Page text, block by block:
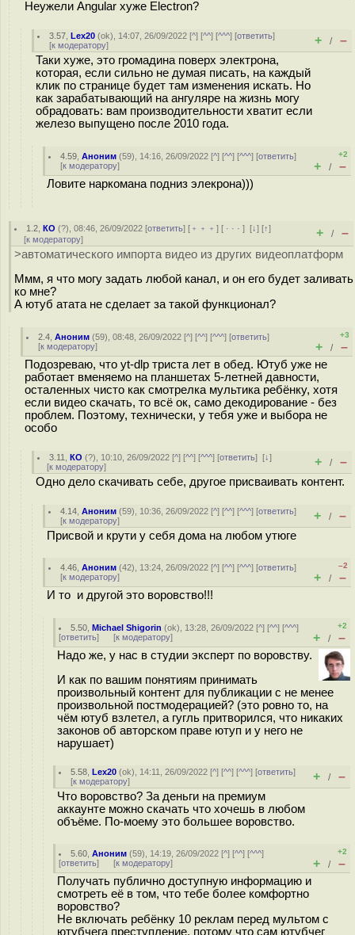
Неужели Angular хуже Electron?
3.57 ,Lex20 (ok), 14:07, 26/09/2022 [^] [^^] [^^^] [ответить]
[к модератору] + / –
Таки хуже, это громадина поверх электрона,
которая, если сильно не думая писать, на каждый
клик по странице будет там изменения искать. Но
как зарабатывающий на ангуляре на жизнь могу
обрадовать: вам производительности хватит если
железо выпущено после 2010 года.
4.59 ,Аноним (59), 14:16, 26/09/2022 [^] [^^] [^^^] [ответить]
[к модератору]
+2
+ / –
Ловите наркомана подниз элекрона)))
1.2 ,КО (?), 08:46, 26/09/2022 [ответить] [ ﹢﹢﹢] [ · · ·][↓] [↑]
[к модератору] + / –
>автоматического импорта видео из других видеоплатформ
Ммм, я что могу задать любой канал, и он его будет заливать
ко мне?
А ютуб атата не сделает за такой функционал?
2.4 ,Аноним (59), 08:48, 26/09/2022 [^] [^^] [^^^] [ответить]
[к модератору]
+3
+ / –
Подозреваю, что yt-dlp триста лет в обед. Ютуб уже не
работает вменяемо на планшетах 5-летней давности,
осталенных чисто как смотрелка мультика ребёнку, хотя
если видео скачать, то всё ок, само декодирование - без
проблем. Поэтому, технически, у тебя уже и выбора не
особо
3.11 ,КО (?), 10:10, 26/09/2022 [^] [^^] [^^^] [ответить][↓]
[к модератору] + / –
Одно дело скачивать себе, другое присваивать контент.
4.14 ,Аноним (59), 10:36, 26/09/2022 [^] [^^] [^^^] [ответить]
[к модератору] + / –
Присвой и крути у себя дома на любом утюге
4.46 ,Аноним (42), 13:24, 26/09/2022 [^] [^^] [^^^] [ответить]
[к модератору]
–2
+ / –
И то и другой это воровство!!!
5.50 ,Michael Shigorin (ok), 13:28, 26/09/2022 [^] [^^] [^^^]
[ответить] [к модератору]
+2
+ / –
Надо же, у нас в студии эксперт по воровству.
И как по вашим понятиям принимать
произвольный контент для публикации с не менее
произвольной постмодерацией? (это ровно то, на
чём ютуб взлетел, а гугль притворился, что никаких
законов об авторском праве ютуп и у него не
нарушает)
5.58 ,Lex20 (ok), 14:11, 26/09/2022 [^] [^^] [^^^] [ответить]
[к модератору] + / –
Что воровство? За деньги на премиум
аккаунте можно скачать что хочешь в любом
объёме. По-моему это большее воровство.
5.60 ,Аноним (59), 14:19, 26/09/2022 [^] [^^] [^^^]
[ответить] [к модератору]
+2
+ / –
Получать публично доступную информацию и
смотреть её в том, что тебе более комфортно
воровство?
Не включать ребёнку 10 реклам перед мультом с
ютубчега преступление, потому что сам ютубчег